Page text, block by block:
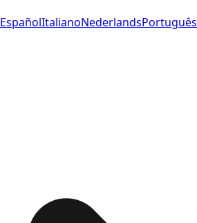
EspañolItalianoNederlandsPortuguês